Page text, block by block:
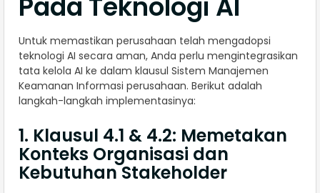
Pada Teknologi AI
Untuk memastikan perusahaan telah mengadopsi
teknologi AI secara aman, Anda perlu mengintegrasikan
tata kelola AI ke dalam klausul Sistem Manajemen
Keamanan Informasi perusahaan. Berikut adalah
langkah-langkah implementasinya:
1. Klausul 4.1 & 4.2: Memetakan
Konteks Organisasi dan
Kebutuhan Stakeholder